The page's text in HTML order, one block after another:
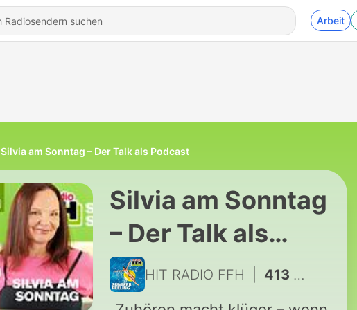
Arbeit
Silvia am Sonntag – Der Talk als Podcast
Silvia am Sonntag
– Der Talk als
Podcast
HIT RADIO FFH 413 - Sängerin Nadja Benaissa